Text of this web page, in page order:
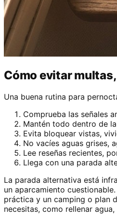
Cómo evitar
Una buena rutina para
Comprueba las señales
Mantén todo dentro de
Evita bloquear vistas,
No vacíes aguas grises,
Lee reseñas recientes,
Llega con una parada
La parada alternativa está
un aparcamiento
práctica y un camping o plan
necesitas, como rellenar